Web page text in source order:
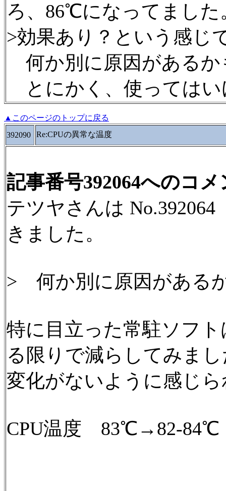
ろ、86℃になってました
>効果あり？という感じ
何か別に原因がある
とにかく、使ってはい
▲このページのトップに戻る
392090
Re:CPUの異常な温度
記事番号392064へのコメ
テツヤさんは No.392064
きました。
> 何か別に原因がある
特に目立った常駐ソフ
る限りで減らしてみま
変化がないように感じ
CPU温度 83℃→82-84℃